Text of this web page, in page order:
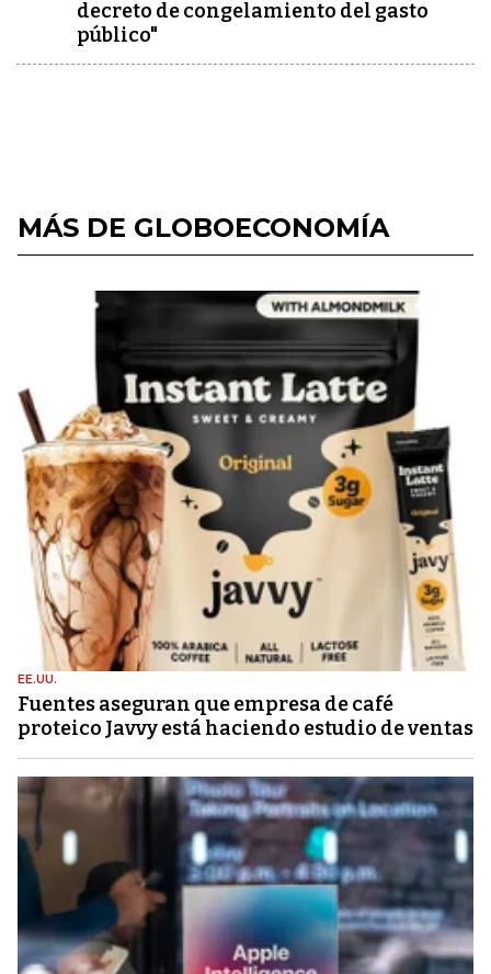
decreto de congelamiento del gasto
público"
MÁS DE GLOBOECONOMÍA
EE.UU.
Fuentes aseguran que empresa de café
proteico Javvy está haciendo estudio de ventas